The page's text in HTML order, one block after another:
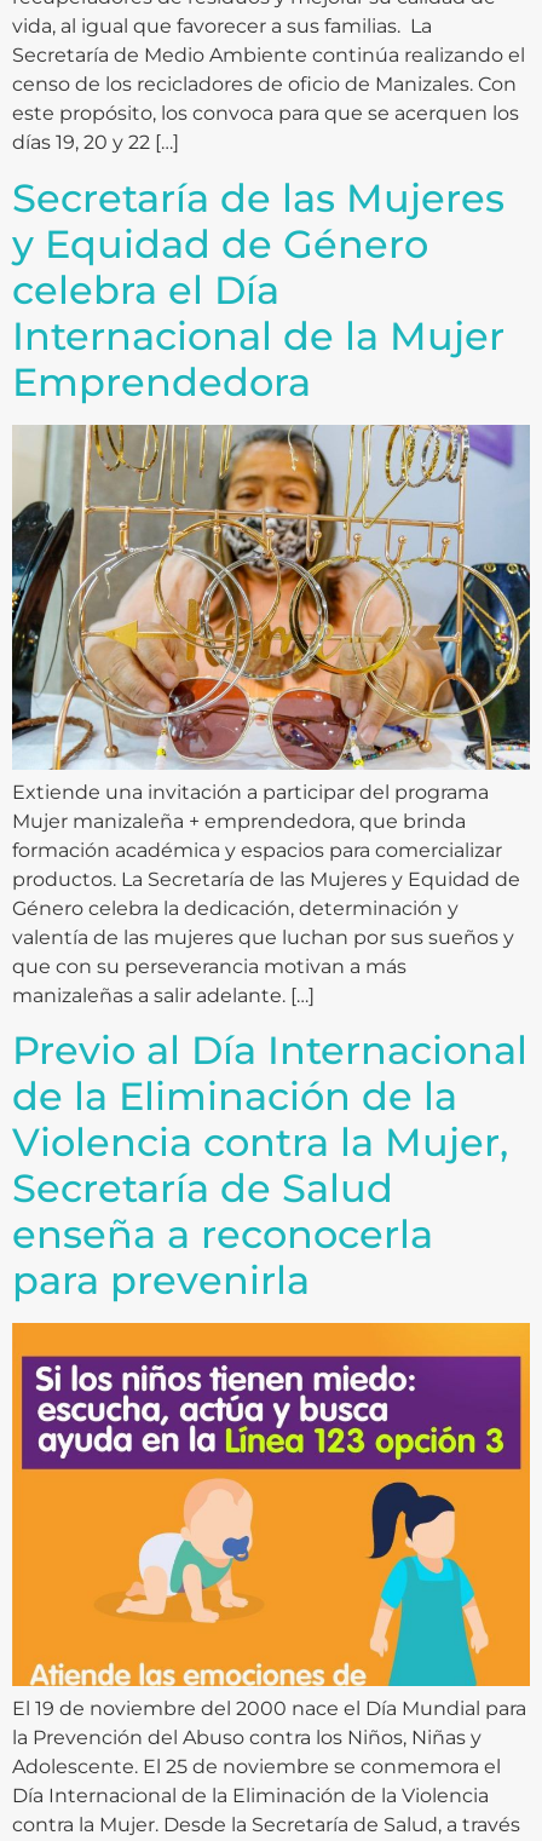
vida, al igual que favorecer a sus familias. La
Secretaría de Medio Ambiente continúa realizando el
censo de los recicladores de oficio de Manizales. Con
este propósito, los convoca para que se acerquen los
días 19, 20 y 22 […]
Secretaría de las Mujeres
y Equidad de Género
celebra el Día
Internacional de la Mujer
Emprendedora
Extiende una invitación a participar del programa
Mujer manizaleña + emprendedora, que brinda
formación académica y espacios para comercializar
productos. La Secretaría de las Mujeres y Equidad de
Género celebra la dedicación, determinación y
valentía de las mujeres que luchan por sus sueños y
que con su perseverancia motivan a más
manizaleñas a salir adelante. […]
Previo al Día Internacional
de la Eliminación de la
Violencia contra la Mujer,
Secretaría de Salud
enseña a reconocerla
para prevenirla
El 19 de noviembre del 2000 nace el Día Mundial para
la Prevención del Abuso contra los Niños, Niñas y
Adolescente. El 25 de noviembre se conmemora el
Día Internacional de la Eliminación de la Violencia
contra la Mujer. Desde la Secretaría de Salud, a través